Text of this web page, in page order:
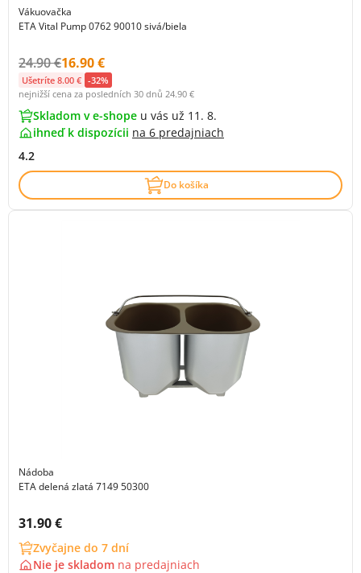
Vákuovačka
ETA Vital Pump 0762 90010 sivá/biela
Původní cena s DPH:
24.90 €Cena s DPH:
16.90 €
Ušetríte 8.00 € -32%
nejnižší cena za posledních 30 dnů 24.90 €
Skladom v e-shope u vás už 11. 8.
ihneď k dispozícii na 6 predajniach
4.2
Do košíka
Nádoba
ETA delená zlatá 7149 50300
Cena s DPH:
31.90 €
Zvyčajne do 7 dní
Nie je skladom na predajniach